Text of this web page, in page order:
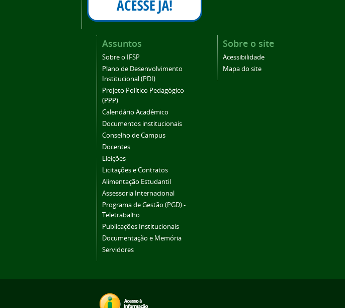
Assuntos
Sobre o IFSP
Plano de Desenvolvimento
Institucional (PDI)
Projeto Político Pedagógico
(PPP)
Calendário Acadêmico
Documentos institucionais
Conselho de Campus
Docentes
Eleições
Licitações e Contratos
Alimentação Estudantil
Assessoria Internacional
Programa de Gestão (PGD) -
Teletrabalho
Publicações Institucionais
Documentação e Memória
Servidores
Sobre o site
Acessibilidade
Mapa do site